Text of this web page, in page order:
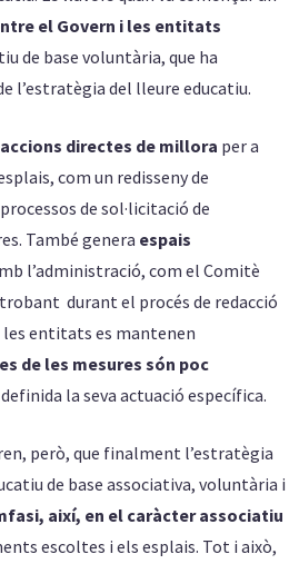
el Govern i les entitats
de base voluntària, que ha
l’estratègia del lleure educatiu.
accions directes de millora per a
com un redisseny de
de sol·licitació de
També genera espais
l’administració, com el Comitè
durant el procés de redacció
entitats es mantenen
de les mesures són poc
la seva actuació específica.
però, que finalment l’estratègia
de base associativa, voluntària i
així, en el caràcter associatiu
escoltes i els esplais. Tot i això,